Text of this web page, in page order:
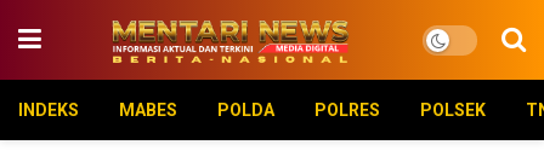
INDEKS MABES POLDA POLRES POLSEK